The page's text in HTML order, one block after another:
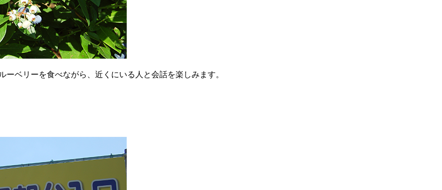
ベリーを食べながら、近くにいる人と会話を楽しみます。